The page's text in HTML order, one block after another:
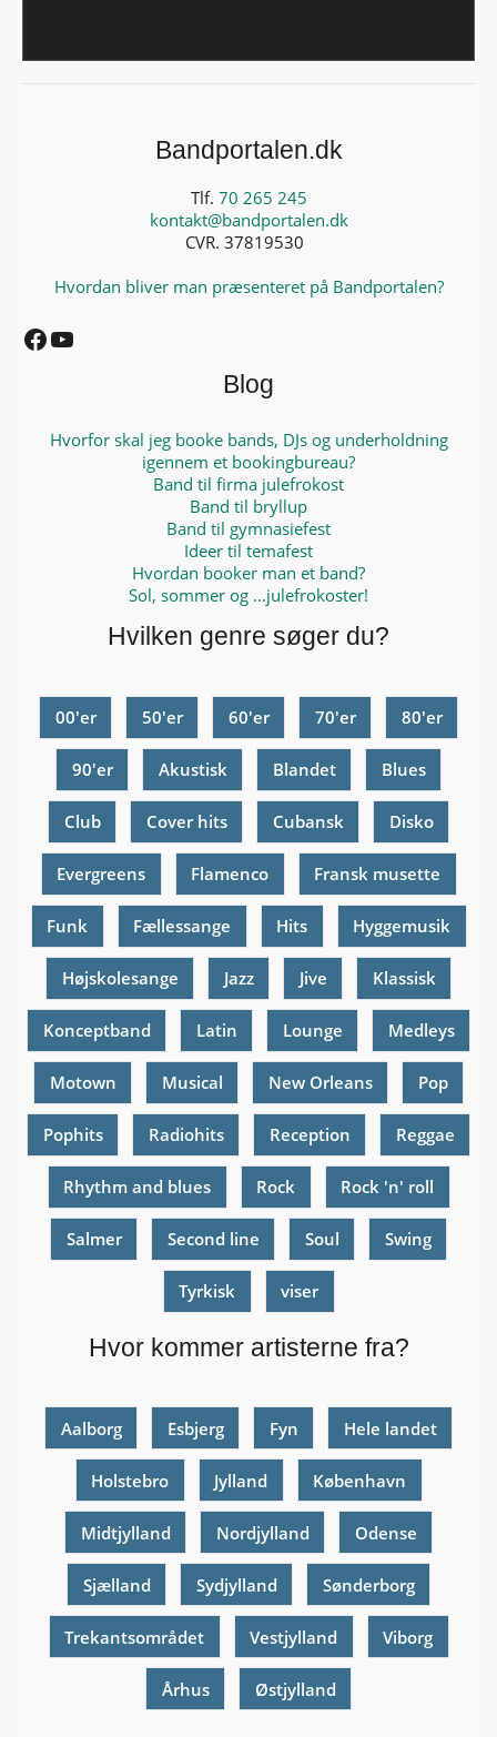
Bandportalen.dk
Tlf. 70 265 245
kontakt@bandportalen.dk
CVR. 37819530
Hvordan bliver man præsenteret på Bandportalen?
Facebook
Blog
Hvorfor skal jeg booke bands, DJs og underholdning
igennem et bookingbureau?
Band til firma julefrokost
Band til bryllup
Band til gymnasiefest
Ideer til temafest
Hvordan booker man et band?
Sol, sommer og …julefrokoster!
Hvilken genre søger du?
00'er 50'er 60'er 70'er 80'er
90'er Akustisk Blandet Blues
Club Cover hits Cubansk Disko
Evergreens Flamenco Fransk musette
Funk Fællessange Hits Hyggemusik
Højskolesange Jazz Jive Klassisk
Konceptband Latin Lounge Medleys
Motown Musical New Orleans Pop
Pophits Radiohits Reception Reggae
Rhythm and blues Rock Rock 'n' roll
Salmer Second line Soul Swing
Tyrkisk viser
Hvor kommer artisterne fra?
Aalborg Esbjerg Fyn Hele landet
Holstebro Jylland København
Midtjylland Nordjylland Odense
Sjælland Sydjylland Sønderborg
Trekantsområdet Vestjylland Viborg
Århus Østjylland